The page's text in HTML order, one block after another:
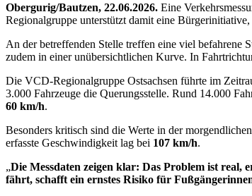
Obergurig/Bautzen, 22.06.2026. Eine
Regionalgruppe unterstützt damit eine
An der betreffenden Stelle treffen eine viel befahrene
zudem in einer unübersichtlichen Kurve. In
Die VCD-Regionalgruppe Ostsachsen führte im
3.000 Fahrzeuge die Querungsstelle. Rund 14.000
60 km/h.
Besonders kritisch sind die Werte in der
erfasste Geschwindigkeit lag bei 107 km/h.
„Die Messdaten zeigen klar: Das Problem ist real,
fährt, schafft ein ernstes Risiko für